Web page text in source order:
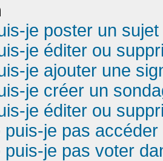
je poster un
je éditer ou
je ajouter une
je créer un
je éditer ou
puis-je pas
puis-je pas voter